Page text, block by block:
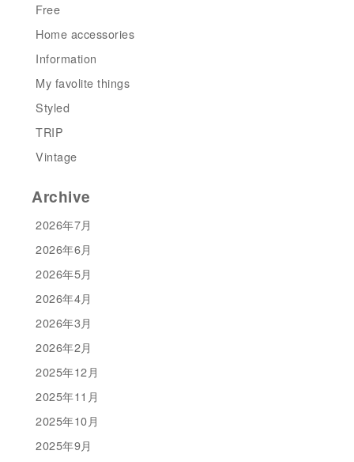
Free
Home accessories
Information
My favolite things
Styled
TRIP
Vintage
Archive
2026年7月
2026年6月
2026年5月
2026年4月
2026年3月
2026年2月
2025年12月
2025年11月
2025年10月
2025年9月